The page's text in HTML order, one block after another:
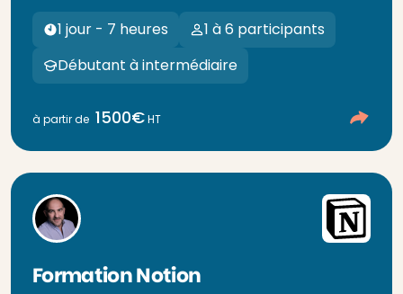
1 jour - 7 heures
1 à 6 participants
Débutant à intermédiaire
à partir de 1500€HT
Formation Notion